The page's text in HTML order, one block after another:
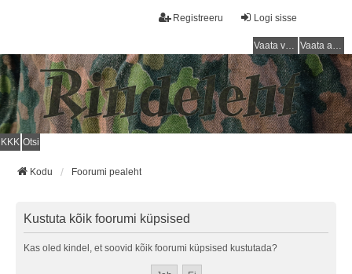
Logi sisse
Registreeru
Vaata vastamata teemasi Vaata aktiivseid teemasid
KKK Otsi
Kodu Foorumi pealeht
Kustuta kõik foorumi küpsised
Kas oled kindel, et soovid kõik foorumi küpsised kustutada?